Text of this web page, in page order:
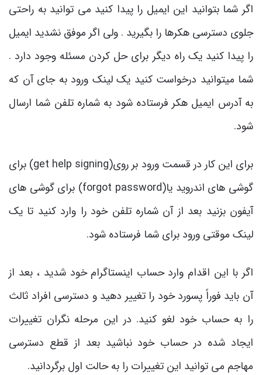
اگر شما بتوانید این ایمیل را پیدا کنید می توانید به راحتی
جلوی دسترسی هکرها را بگیرید . ولی اگر موفق نشدید ایمیل
را پیدا کنید یک راه دیگر برای حل کردن مسئله وجود دارد .
شما میتوانید درخواست کنید یک لینک ورود به جای آن که
به آدرس ایمیل هکر فرستاده شود به شماره تلفن شما ارسال
شود.
برای این کار در قسمت ورود بر روی(get help signing) برای
گوشی های اندروید یا(forgot password) برای گوشی های
آیفون بزنید بعد از آن شماره تلفن خود را وارد کنید تا یک
لینک موقتی ورود برای شما فرستاده شود.
اگر با این اقدام وارد حساب اینستاگرام خود شدید ، بعد از
آن باید فوراً پسورد خود را تغییر دهید و دسترسی افراد ثالث
را به حساب خود لغو کنید. در این مرحله نگران تغییرات
ایجاد شده در حساب خود نباشید بعد از قطع دسترسی
مهاجم می توانید این تغییرات را به حالت اول برگردانید.